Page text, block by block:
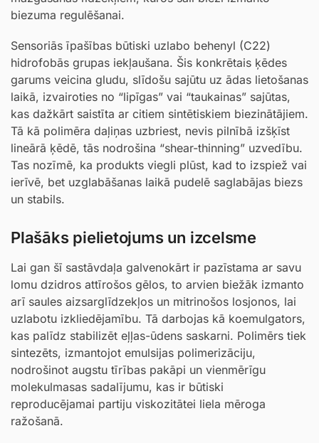
biezuma regulēšanai.
Sensoriās īpašības būtiski uzlabo behenyl (C22)
hidrofobās grupas iekļaušana. Šis konkrētais ķēdes
garums veicina gludu, slīdošu sajūtu uz ādas lietošanas
laikā, izvairoties no “lipīgas” vai “taukainas” sajūtas,
kas dažkārt saistīta ar citiem sintētiskiem biezinātājiem.
Tā kā polimēra daļiņas uzbriest, nevis pilnībā izšķīst
lineārā ķēdē, tās nodrošina “shear-thinning” uzvedību.
Tas nozīmē, ka produkts viegli plūst, kad to izspiež vai
ierīvē, bet uzglabāšanas laikā pudelē saglabājas biezs
un stabils.
Plašāks pielietojums un izcelsme
Lai gan šī sastāvdaļa galvenokārt ir pazīstama ar savu
lomu dzidros attīrošos gēlos, to arvien biežāk izmanto
arī saules aizsarglīdzekļos un mitrinošos losjonos, lai
uzlabotu izkliedējamību. Tā darbojas kā koemulgators,
kas palīdz stabilizēt eļļas-ūdens saskarni. Polimērs tiek
sintezēts, izmantojot emulsijas polimerizāciju,
nodrošinot augstu tīrības pakāpi un vienmērīgu
molekulmasas sadalījumu, kas ir būtiski
reproducējamai partiju viskozitātei liela mēroga
ražošanā.